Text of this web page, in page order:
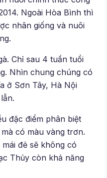
Ngoài Hòa Bình thì
nhân giống và nuôi
Chỉ sau 4 tuần tuổi
Nhìn chung chúng có
ở Sơn Tây, Hà Nội
đặc điểm phân biệt
có màu vàng trơn.
đẻ sẽ không có
Thủy còn khả năng